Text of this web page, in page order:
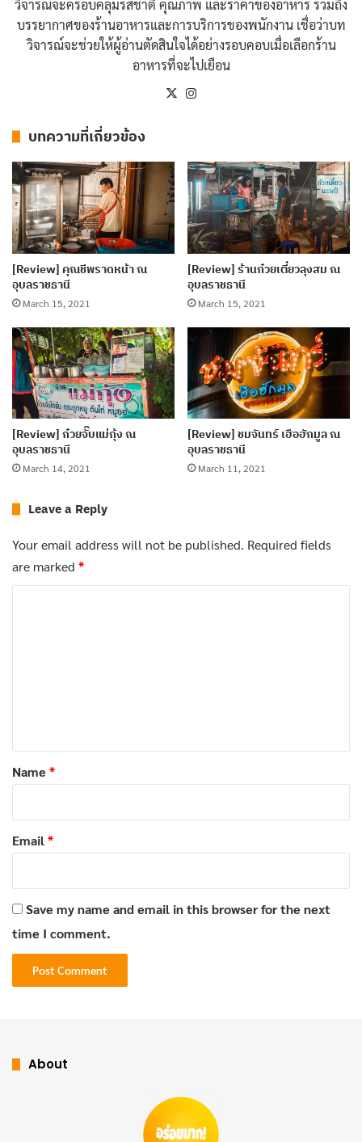
เมนูที่ทางร้านมี
เนื้อ : เนื้อสด เนื้อเปื่อย ตับ ลูกชิ้น
เส้น : เล็ก ใหญ่ หมี่ขาวบะหมี่วุ้นเส้น
เครื่องเคียง : ลูกชิ้น หมูลวก เนื้อลวก เนื้อเปื่อย กากหมู
วิจารณ์จะครอบคลุมรสชาติ คุณภาพ และราคาของอาหาร รวมถึง
บรรยากาศของร้านอาหารและการบริการของพนักงาน เชื่อว่าบท
วิจารณ์จะช่วยให้ผู้อ่านตัดสินใจได้อย่างรอบคอบเมื่อเลือกร้าน
อาหารที่จะไปเยือน
X
บทความที่เกี่ยวข้อง
[Review] คุณชีพราดหน้า ณ
อุบลราชธานี
March 15, 2021
[Review] ร้านก๋วยเตี๋ยวลุงสม ณ
อุบลราชธานี
March 15, 2021
[Review] ก๋วยจั๊บแม่กุ้ง ณ
อุบลราชธานี
March 14, 2021
[Review] ชมจันทร์ เฮือฮักมูล ณ
อุบลราชธานี
March 11, 2021
Leave a Reply
Your email address will not be published. Required fields
are marked *
*
Name*
Email*
Save my name and email in this browser for the next
time I comment.
About